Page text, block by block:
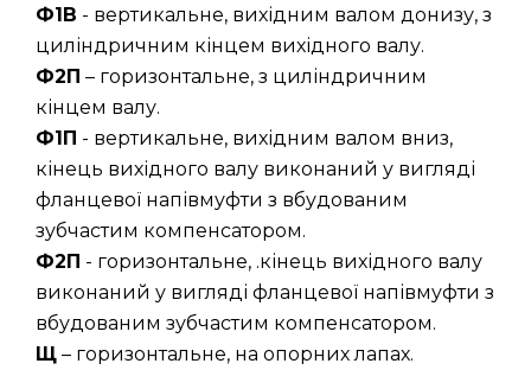
Ф1В - вертикальне, вихідним валом донизу, з
циліндричним кінцем вихідного валу.
Ф2П – горизонтальне, з циліндричним
кінцем валу.
Ф1П - вертикальне, вихідним валом вниз,
кінець вихідного валу виконаний у вигляді
фланцевої напівмуфти з вбудованим
зубчастим компенсатором.
Ф2П - горизонтальне, .кінець вихідного валу
виконаний у вигляді фланцевої напівмуфти з
вбудованим зубчастим компенсатором.
Щ – горизонтальне, на опорних лапах.